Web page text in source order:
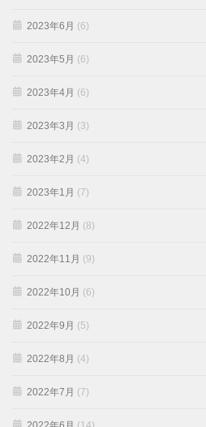
2023年6月 (6)
2023年5月 (6)
2023年4月 (6)
2023年3月 (3)
2023年2月 (4)
2023年1月 (7)
2022年12月 (8)
2022年11月 (9)
2022年10月 (6)
2022年9月 (5)
2022年8月 (4)
2022年7月 (7)